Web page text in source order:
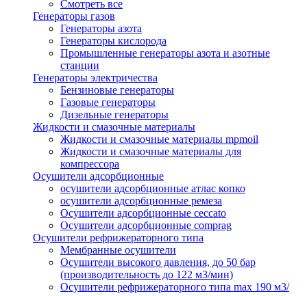
Смотреть все
Генераторы газов
Генераторы азота
Генераторы кислорода
Промышленные генераторы азота и азотные
станции
Генераторы электричества
Бензиновые генераторы
Газовые генераторы
Дизельные генераторы
Жидкости и смазочные материалы
Жидкости и смазочные материалы mpmoil
Жидкости и смазочные материалы для
компрессора
Осушители адсорбционные
осушители адсорбционные атлас копко
осушители адсорбционные ремеза
Осушители адсорбционные ceccato
Осушители адсорбционные comprag
Осушители рефрижераторного типа
Мембранные осушители
Осушители высокого давления, до 50 бар
(производительность до 122 м3/мин)
Осушители рефрижераторного типа max 190 м3/